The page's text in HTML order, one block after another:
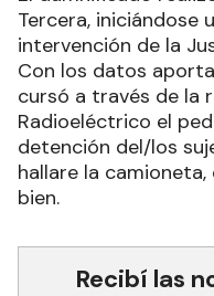
Tercera, iniciándose
intervención de la
Con los datos
cursó a través de la
Radioeléctrico el
detención del/los
hallare la
bien.
Recibí las